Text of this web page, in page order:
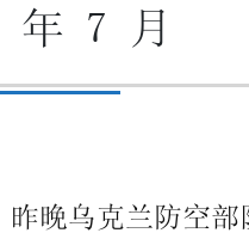
年 7 月
昨晚乌克兰防空